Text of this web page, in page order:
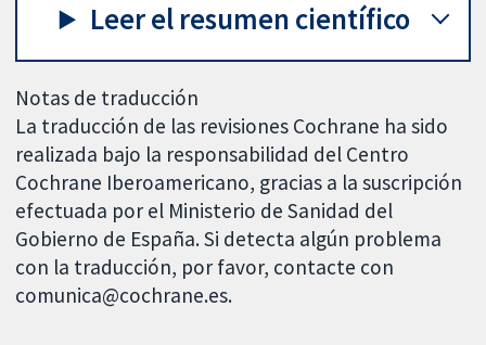
Leer el resumen científico
Notas de traducción
La traducción de las revisiones Cochrane ha sido
realizada bajo la responsabilidad del Centro
Cochrane Iberoamericano, gracias a la suscripción
efectuada por el Ministerio de Sanidad del
Gobierno de España. Si detecta algún problema
con la traducción, por favor, contacte con
comunica@cochrane.es.